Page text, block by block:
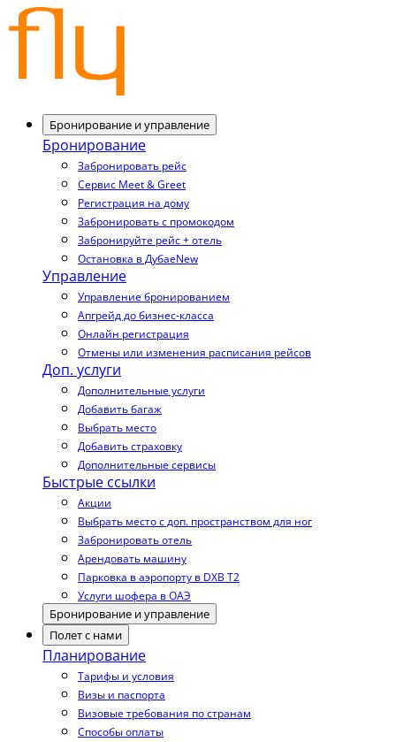
Бронирование и управление
Бронирование
Забронировать рейс
Сервис Meet & Greet
Регистрация на дому
Забронировать с промокодом
Забронируйте рейс + отель
Остановка в ДубаеNew
Управление
Управление бронированием
Апгрейд до бизнес-класса
Онлайн регистрация
Отмены или изменения расписания рейсов
Доп. услуги
Дополнительные услуги
Добавить багаж
Выбрать место
Добавить страховку
Дополнительные сервисы
Быстрые ссылки
Акции
Выбрать место с доп. пространством для ног
Забронировать отель
Арендовать машину
Парковка в аэропорту в DXB T2
Услуги шофера в ОАЭ
Бронирование и управление
Полет с нами
Планирование
Тарифы и условия
Визы и паспорта
Визовые требования по странам
Способы оплаты